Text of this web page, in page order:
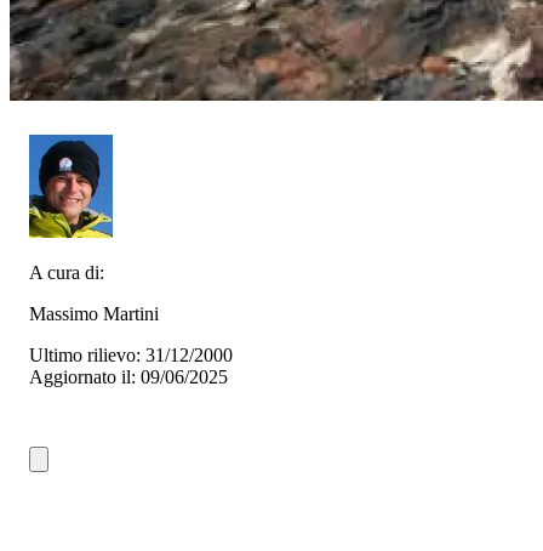
A cura di:
Massimo Martini
Ultimo rilievo: 31/12/2000
Aggiornato il: 09/06/2025